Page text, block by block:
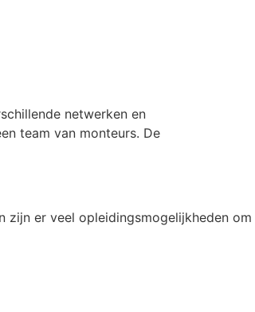
netwerken en
team van monteurs. De
zijn er veel opleidingsmogelijkheden om